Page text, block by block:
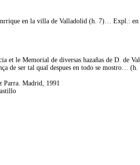
en la villa de Valladolid (h. 7)… Expl.: en
et le Memorial de diversas hazañas de D. de
de ser tal qual despues en todo se mostro… (h.
Parra. Madrid, 1991